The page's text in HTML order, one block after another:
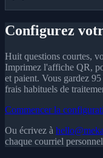
Configurez
Huit questions courtes,
Imprimez l'affiche QR,
et paient. Vous gardez
frais habituels de
Commencer la
Ou écrivez à
chaque courriel